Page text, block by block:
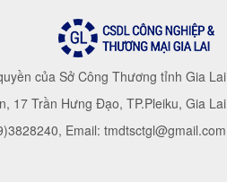
của Sở Công Thương tỉnh Gia Lai
17 Trần Hưng Đạo, TP.Pleiku, Gia Lai
Email: tmdtsctgl@gmail.com